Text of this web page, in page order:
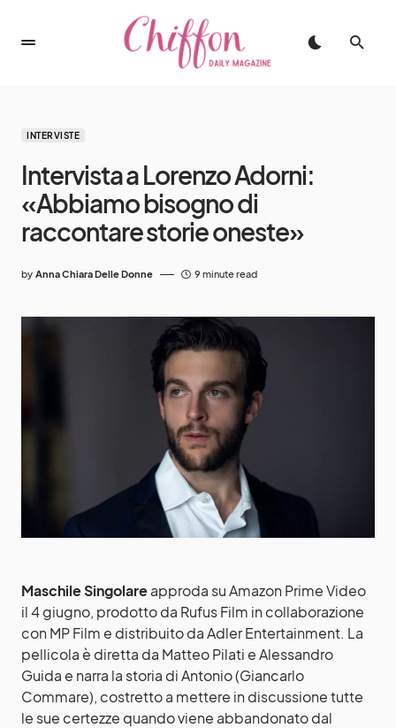
INTERVISTE
Intervista a Lorenzo Adorni:
«Abbiamo bisogno di
raccontare storie oneste»
by Anna Chiara Delle Donne 9 minute read
Maschile Singolareapproda su Amazon Prime Video
il 4 giugno, prodotto da Rufus Film in collaborazione
con MP Film e distribuito da Adler Entertainment. La
pellicola è diretta da Matteo Pilati e Alessandro
Guida e narra la storia di Antonio (Giancarlo
Commare), costretto a mettere in discussione tutte
le sue certezze quando viene abbandonato dal